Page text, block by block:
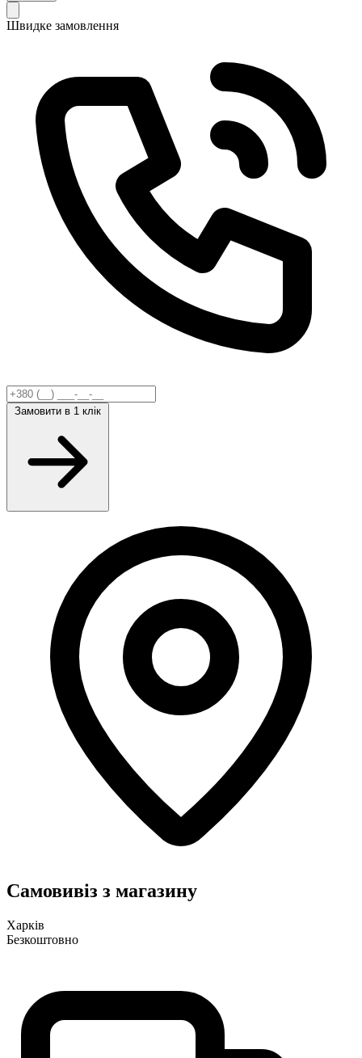
Швидке замовлення
Замовити в 1 клік
Самовивіз з магазину
Харків
Безкоштовно